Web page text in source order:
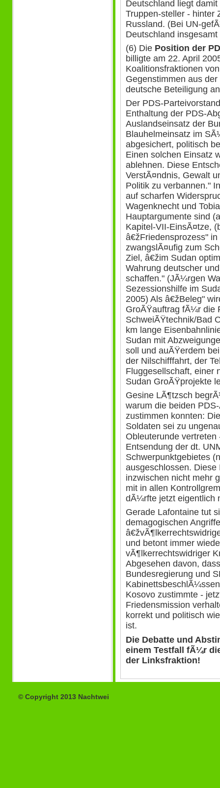
Deutschland liegt
Truppen-steller - hinter
Russland. (Bei UN-
Deutschland
(6) Die Position der
billigte am 22. April
Koalitionsfraktionen
Gegenstimmen aus
deutsche Beteiligung
Der PDS-
Enthaltung der PDS-
Auslandseinsatz der
Blauhelmeinsatz im
abgesichert, politisch
Einen solchen Einsatz
ablehnen. Diese
VerstÃ¤ndnis, Gewalt
Politik zu verbannen."
auf scharfen
Wagenknecht und
Hauptargumente sind
Kapitel-VII-EinsÃ¤tze,
â€žFriedensprozess"
zwangslÃ¤ufig zum
Ziel, â€žim Sudan
Wahrung deutscher
schaffen." (JÃ¼rgen
Sezessionshilfe im
2005) Als â€žBeleg"
GroÃŸauftrag fÃ¼r die
SchweiÃŸtechnik/Bad
km lange
Sudan mit
soll und auÃŸerdem
der Nilschifffahrt, der
Fluggesellschaft,
Sudan GroÃŸprojekte
Gesine LÃ¶tzsch
warum die beiden
zustimmen konnten:
Soldaten sei zu
Obleuterunde
Entsendung der dt.
Schwerpunktgebietes
ausgeschlossen.
inzwischen nicht mehr
mit in allen
dÃ¼rfte jetzt eigentlich
Gerade Lafontaine tut
demagogischen
und betont immer
vÃ¶lkerrechtswidriger
Abgesehen davon,
Bundesregierung und
Kosovo zustimmte -
Friedensmission
korrekt und politisch
ist.
Die Debatte und
einem Testfall fÃ¼r
der Linksfraktion!
© Copyright 2013 Nachtwei